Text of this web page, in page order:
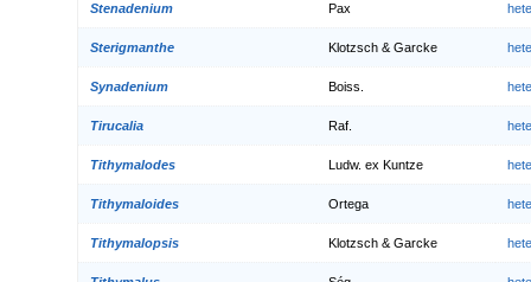
Stenadenium Pax
Sterigmanthe Klotzsch & Garcke
Synadenium Boiss.
Tirucalia Raf.
Tithymalodes Ludw. ex Kuntze
Tithymaloides Ortega
Tithymalopsis Klotzsch & Garcke